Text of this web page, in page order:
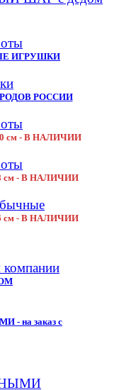
ИГРУШКИ
РОССИИ
см - В НАЛИЧИИ
см - В НАЛИЧИИ
см - В НАЛИЧИИ
на заказ с